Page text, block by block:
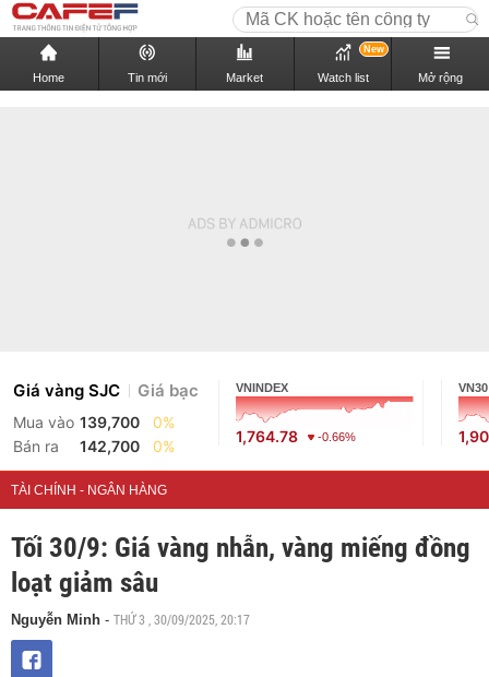
Home Tin mới Market Watch list
New
Mở rộng
Giá vàng SJC Giá bạc
Mua vào 139,700
0%
Bán ra
142,700 0%
VNINDEX
1,764.78 -0.66%
VN30
TÀI CHÍNH - NGÂN HÀNG
Tối 30/9: Giá vàng nhẫn, vàng miếng đồng
loạt giảm sâu
Nguyễn Minh - THỨ 3 , 30/09/2025, 20:17